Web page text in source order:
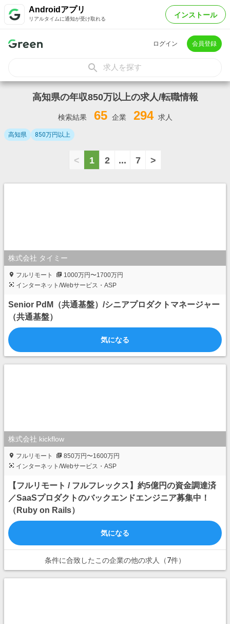
Androidアプリ
リアルタイムに通知が受け取れる インストール
ログイン 会員登録
求人を探す
高知県の年収850万以上の求人/転職情報
検索結果 65 企業 294 求人
高知県 850万円以上
< 1 2 ... 7 >
株式会社 タイミー
フルリモート
1000万円〜1700万円
インターネット/Webサービス・ASP
Senior PdM（共通基盤）/シニアプロダクトマネージャー
（共通基盤）
気になる
株式会社 kickflow
フルリモート
850万円〜1600万円
インターネット/Webサービス・ASP
【フルリモート / フルフレックス】約5億円の資金調達済
／SaaSプロダクトのバックエンドエンジニア募集中！
（Ruby on Rails）
気になる
条件に合致したこの企業の他の求人（7件）